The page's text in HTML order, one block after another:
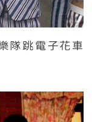
隊跳電子花車